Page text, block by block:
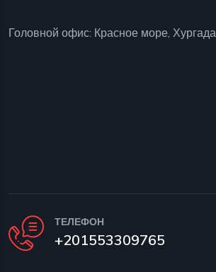
Головной офис: Красное море, Хургада.
ТЕЛЕФОН
+201553309765